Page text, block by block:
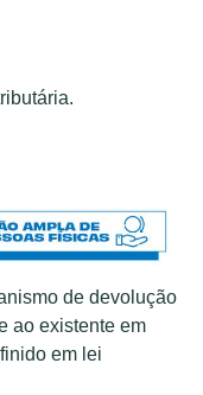
de devolução
ao existente em
em lei